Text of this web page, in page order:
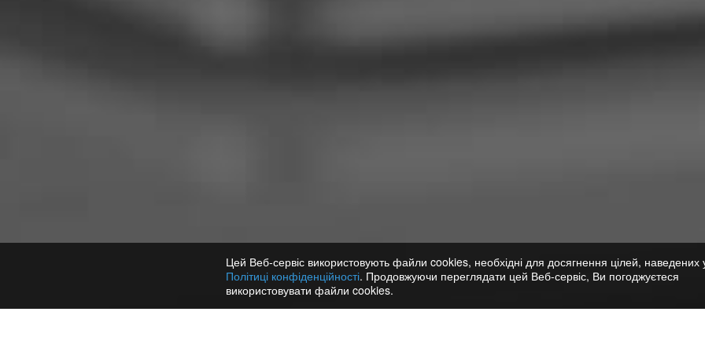
Цей Веб-сервіс використовують файли cookies, необхідні для досягнення цілей, наведених
Політиці конфіденційності. Продовжуючи переглядати цей Веб-сервіс, Ви погоджуєтеся
використовувати файли cookies.